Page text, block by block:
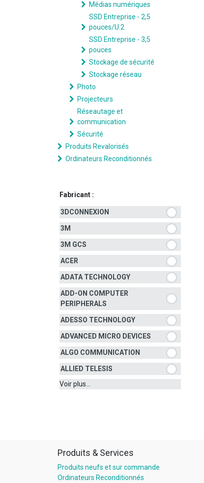
Médias numériques
SSD Entreprise - 2,5
pouces/U.2
SSD Entreprise - 3,5
pouces
Stockage de sécurité
Stockage réseau
Photo
Projecteurs
Réseautage et
communication
Sécurité
Produits Revalorisés
Ordinateurs Reconditionnés
Fabricant :
3DCONNEXION
3M
3M GCS
ACER
ADATA TECHNOLOGY
ADD-ON COMPUTER
PERIPHERALS
ADESSO TECHNOLOGY
ADVANCED MICRO DEVICES
ALGO COMMUNICATION
ALLIED TELESIS
Voir plus...
Produits & Services
Produits neufs et sur commande
Ordinateurs Reconditionnés